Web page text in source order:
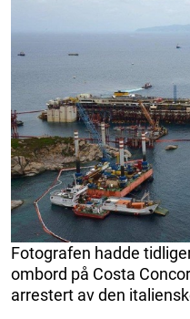
Fotografen hadde
ombord på Costa
arrestert av den